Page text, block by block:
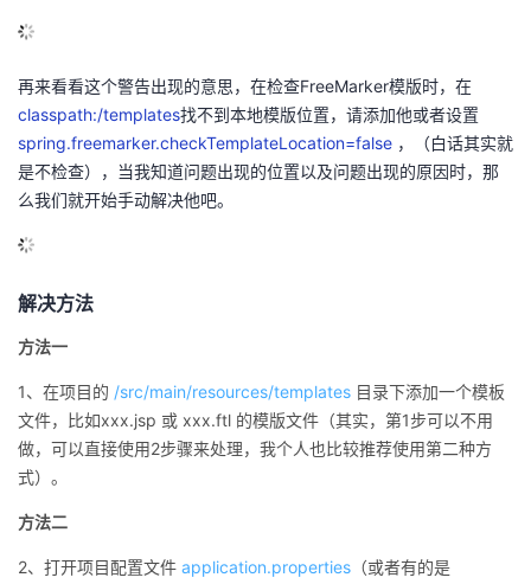
注
验
收
藏
议
再来看看这个警告出现的意思，在检查FreeMarker模版时，在
classpath:/templates找不到本地模版位置，请添加他或者设置
spring.freemarker.checkTemplateLocation=false ，（白话其实就
是不检查），当我知道问题出现的位置以及问题出现的原因时，那
么我们就开始手动解决他吧。
解决方法
方法一
1、在项目的 /src/main/resources/templates 目录下添加一个模板
文件，比如xxx.jsp 或 xxx.ftl 的模版文件（其实，第1步可以不用
做，可以直接使用2步骤来处理，我个人也比较推荐使用第二种方
式）。
方法二
2、打开项目配置文件 application.properties （或者有的是